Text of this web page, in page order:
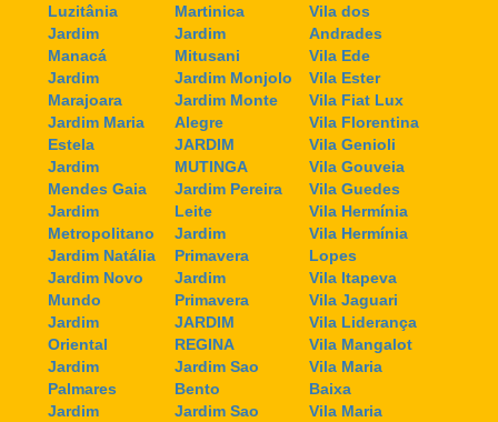
Luzitânia
Jardim
Manacá
Jardim
Marajoara
Jardim Maria
Estela
Jardim
Mendes Gaia
Jardim
Metropolitano
Jardim Natália
Jardim Novo
Mundo
Jardim
Oriental
Jardim
Palmares
Jardim
Martinica
Jardim
Mitusani
Jardim Monjolo
Jardim Monte
Alegre
JARDIM
MUTINGA
Jardim Pereira
Leite
Jardim
Primavera
Jardim
Primavera
JARDIM
REGINA
Jardim Sao
Bento
Jardim Sao
Vila dos
Andrades
Vila Ede
Vila Ester
Vila Fiat Lux
Vila Florentina
Vila Genioli
Vila Gouveia
Vila Guedes
Vila Hermínia
Vila Hermínia
Lopes
Vila Itapeva
Vila Jaguari
Vila Liderança
Vila Mangalot
Vila Maria
Baixa
Vila Maria